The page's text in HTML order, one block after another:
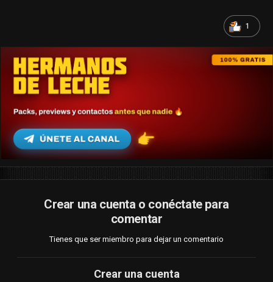
1
Crear una cuenta o conéctate para
comentar
Tienes que ser miembro para dejar un comentario
Crear una cuenta